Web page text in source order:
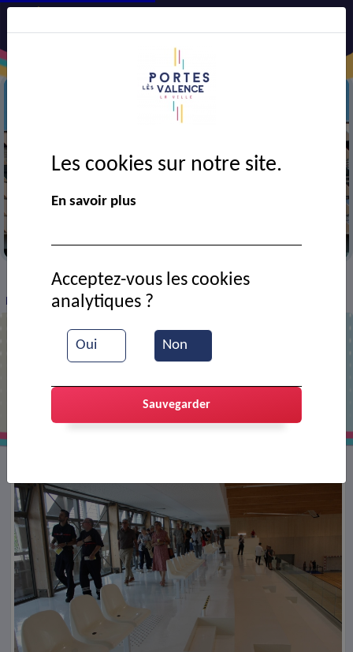
> VIE MUNICIPALE > Ressources documentaires
Inauguration du Complexe sportif
Les cookies sur notre site.
En savoir plus
Oui Non
Acceptez-vous les cookies
analytiques ?
Sauvegarder